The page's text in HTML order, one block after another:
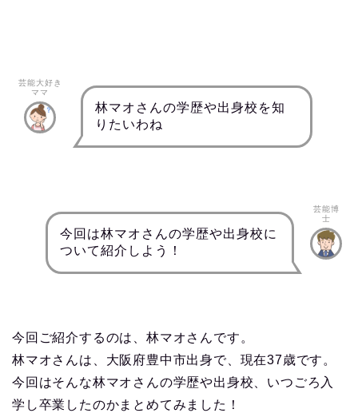
芸能大好き
ママ
林マオさんの学歴や出身校を知
りたいわね
今回は林マオさんの学歴や出身校に
ついて紹介しよう！
芸能博
士
今回ご紹介するのは、林マオさんです。
林マオさんは、大阪府豊中市出身で、現在37歳です。
今回はそんな林マオさんの学歴や出身校、いつごろ入
学し卒業したのかまとめてみました！